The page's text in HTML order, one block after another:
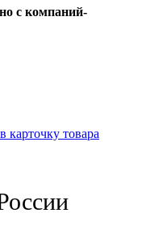
с компаний-
карточку товара